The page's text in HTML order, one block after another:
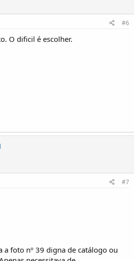
#6
O dificil é escolher.
#7
a foto nº 39 digna de catálogo ou